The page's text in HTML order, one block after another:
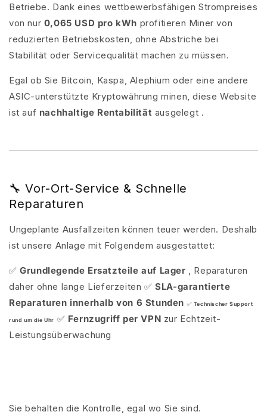
Betriebe. Dank eines wettbewerbsfähigen Strompreises
von nur 0,065 USD pro kWh profitieren Miner von
reduzierten Betriebskosten, ohne Abstriche bei
Stabilität oder Servicequalität machen zu müssen.
Egal ob Sie Bitcoin, Kaspa, Alephium oder eine andere
ASIC-unterstützte Kryptowährung minen, diese Website
ist auf nachhaltige Rentabilität ausgelegt .
🔧 Vor-Ort-Service & Schnelle
Reparaturen
Ungeplante Ausfallzeiten können teuer werden. Deshalb
ist unsere Anlage mit Folgendem ausgestattet:
✅Grundlegende Ersatzteile auf Lager , Reparaturen
daher ohne lange Lieferzeiten✅SLA-garantierte
Reparaturen innerhalb von 6 Stunden ✅ Technischer Support
rund um die Uhr ✅ Fernzugriff per VPN zur Echtzeit-
Leistungsüberwachung
Sie behalten die Kontrolle, egal wo Sie sind.